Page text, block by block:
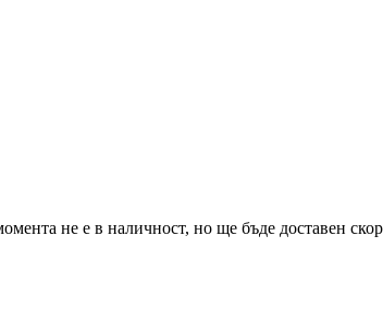
не е в наличност, но ще бъде доставен